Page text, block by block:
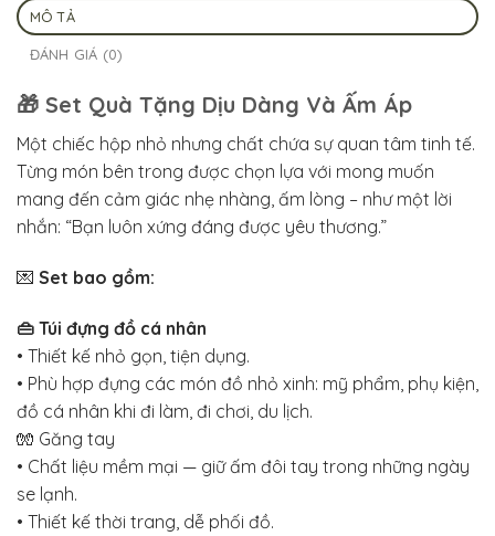
MÔ TẢ
ĐÁNH GIÁ (0)
🎁 Set Quà Tặng Dịu Dàng Và Ấm Áp
Một chiếc hộp nhỏ nhưng chất chứa sự quan tâm tinh tế.
Từng món bên trong được chọn lựa với mong muốn
mang đến cảm giác nhẹ nhàng, ấm lòng – như một lời
nhắn: “Bạn luôn xứng đáng được yêu thương.”
💌 Set bao gồm:
👜 Túi đựng đồ cá nhân
• Thiết kế nhỏ gọn, tiện dụng.
• Phù hợp đựng các món đồ nhỏ xinh: mỹ phẩm, phụ kiện,
đồ cá nhân khi đi làm, đi chơi, du lịch.
🧤 Găng tay
• Chất liệu mềm mại — giữ ấm đôi tay trong những ngày
se lạnh.
• Thiết kế thời trang, dễ phối đồ.